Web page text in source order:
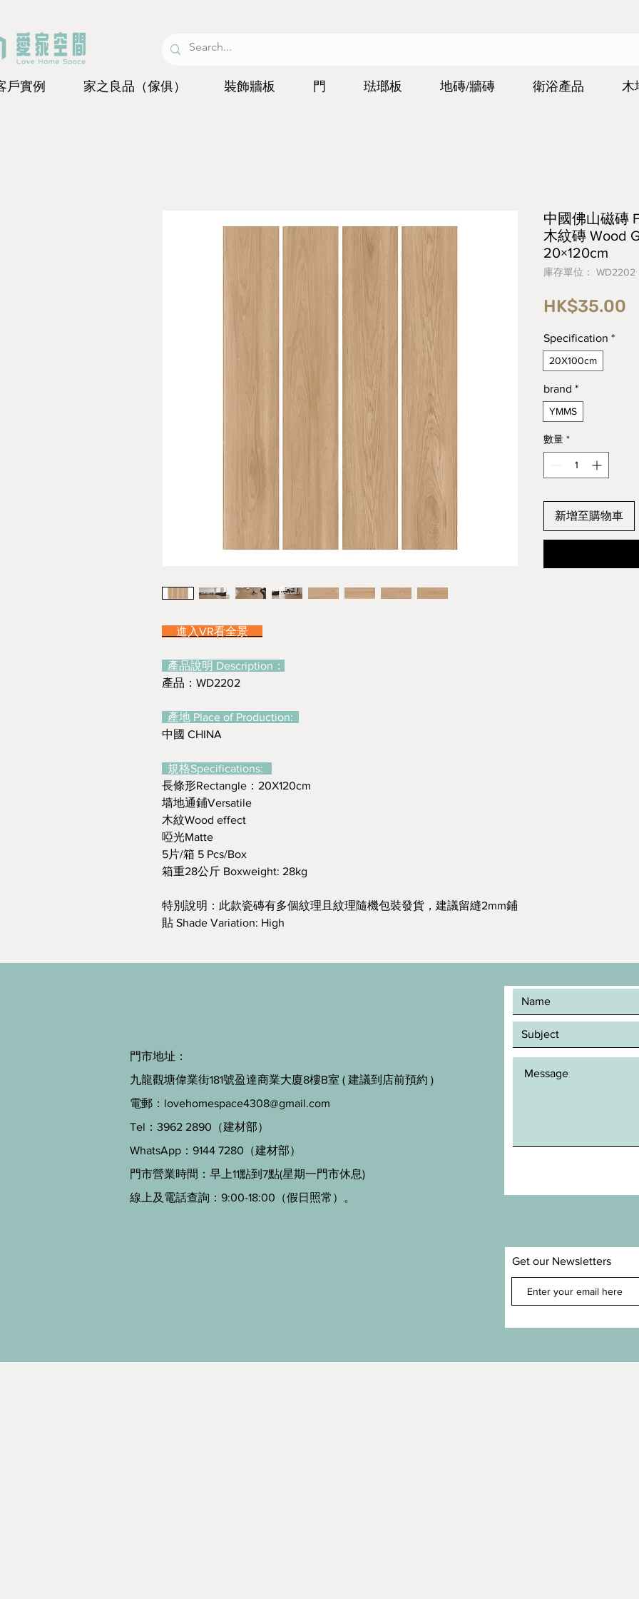
戶實例 家之良品（傢俱） 裝飾牆板 門 琺瑯板 地磚/牆磚 衛浴產品 木
進入VR看全景
產品說明 Description：
產品：WD2202
產地 Place of Production:
中國 CHINA
規格Specifications:
長條形Rectangle：20X120cm
墙地通鋪Versatile
木紋Wood effect
啞光Matte
5片/箱 5 Pcs/Box
箱重28公斤 Boxweight: 28kg
特別說明：此款瓷磚有多個紋理且紋理隨機包裝發貨，建議留縫2mm鋪
貼 Shade Variation: High
中國佛山磁磚
木紋磚 Wood
20×120cm
庫存單位： WD2202
HK$35.00
Specification *
20X100cm
brand *
YMMS
數量 *
新增至購物車
門市地址：
九龍觀塘偉業街181號盈達商業大廈8樓B室 ( 建議到店前預約 )
電郵： lovehomespace4308@gmail.com
Tel：3962 2890（建材部）
WhatsApp：9144 7280（建材部）
門市營業時間：早上11點到7點(星期一門市休息)
線上及電話查詢：9:00-18:00（假日照常）。
Get our Newsletters